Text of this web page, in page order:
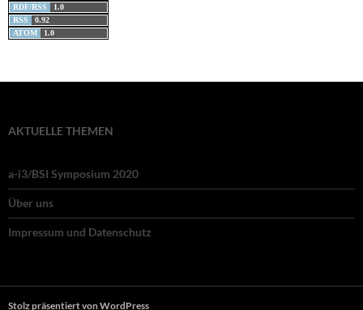
RDF/RSS
1.0
RSS
0.92
ATOM
1.0
AKTUELLE THEMEN
a-i3/BSI Symposium 2020
Über uns
Impressum und Datenschutz
Stolz präsentiert von WordPress